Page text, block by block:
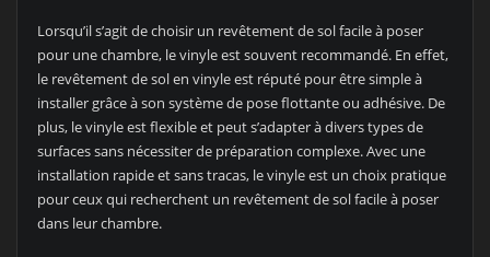
Lorsqu’il s’agit de choisir un revêtement de sol facile à poser
pour une chambre, le vinyle est souvent recommandé. En effet,
le revêtement de sol en vinyle est réputé pour être simple à
installer grâce à son système de pose flottante ou adhésive. De
plus, le vinyle est flexible et peut s’adapter à divers types de
surfaces sans nécessiter de préparation complexe. Avec une
installation rapide et sans tracas, le vinyle est un choix pratique
pour ceux qui recherchent un revêtement de sol facile à poser
dans leur chambre.